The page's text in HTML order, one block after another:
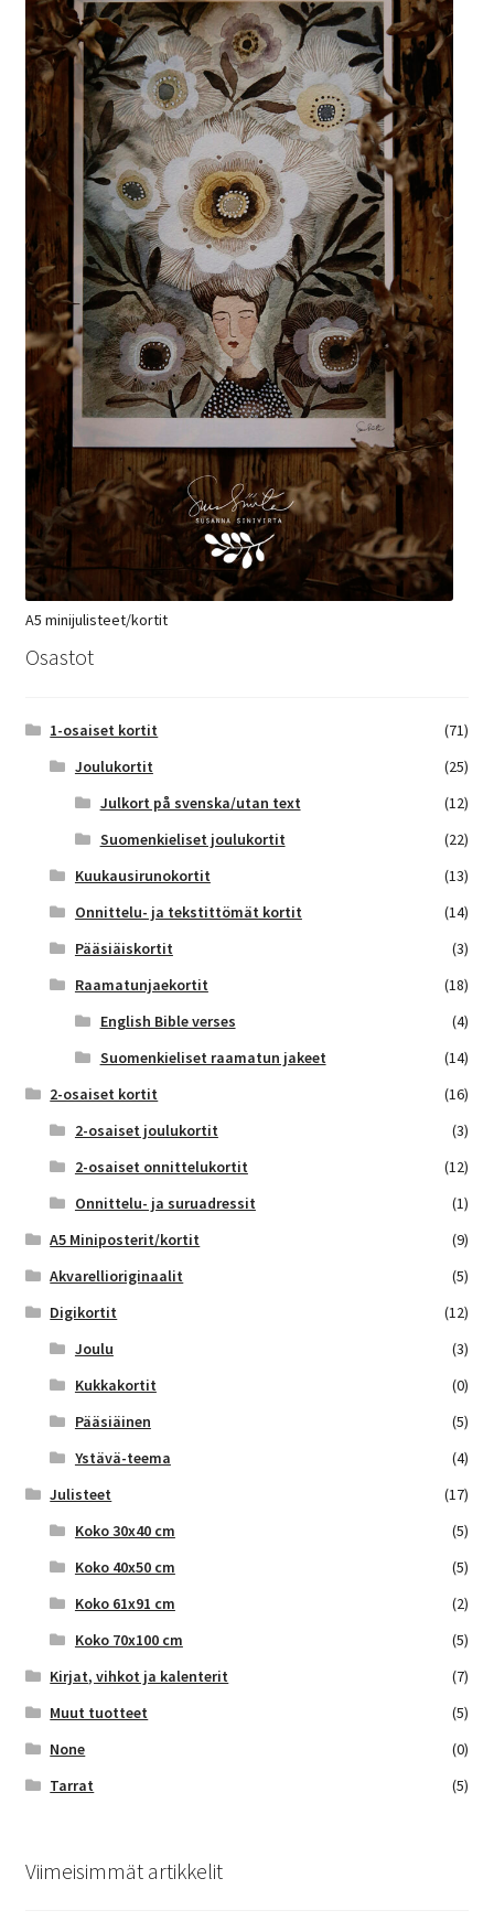
A5 minijulisteet/kortit
Osastot
1-osaiset kortit
(71)
Joulukortit
(25)
Julkort på svenska/utan text
(12)
Suomenkieliset joulukortit
(22)
Kuukausirunokortit
(13)
Onnittelu- ja tekstittömät kortit
(14)
Pääsiäiskortit
(3)
Raamatunjaekortit
(18)
English Bible verses
(4)
Suomenkieliset raamatun jakeet
(14)
2-osaiset kortit
(16)
2-osaiset joulukortit
(3)
2-osaiset onnittelukortit
(12)
Onnittelu- ja suruadressit
(1)
A5 Miniposterit/kortit
(9)
Akvarellioriginaalit
(5)
Digikortit
(12)
Joulu
(3)
Kukkakortit
(0)
Pääsiäinen
(5)
Ystävä-teema
(4)
Julisteet
(17)
Koko 30x40 cm
(5)
Koko 40x50 cm
(5)
Koko 61x91 cm
(2)
Koko 70x100 cm
(5)
Kirjat, vihkot ja kalenterit
(7)
Muut tuotteet
(5)
None
(0)
Tarrat
(5)
Viimeisimmät artikkelit